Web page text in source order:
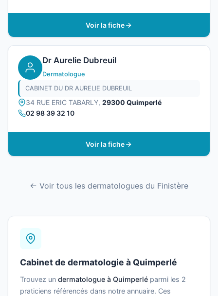
Voir la fiche
Dr Aurelie Dubreuil
Dermatologue
CABINET DU DR AURELIE DUBREUIL
34 RUE ERIC TABARLY, 29300 Quimperlé
02 98 39 32 10
Voir la fiche
← Voir tous les dermatologues du Finistère
Cabinet de dermatologie à Quimperlé
Trouvez un dermatologue à Quimperlé parmi les 2
praticiens référencés dans notre annuaire. Ces